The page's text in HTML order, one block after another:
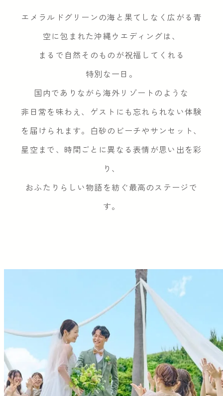
沖縄ウエディングの準備の流れ
フォトウエディング
プラン
FAQ
エメラルドグリーンの海と果てしなく広がる青
空に包まれた沖縄ウエディングは、
まるで自然そのものが祝福してくれる
特別な一日。
国内でありながら海外リゾートのような
非日常を味わえ、ゲストにも忘れられない体験
を届けられます。白砂のビーチやサンセット、
星空まで、時間ごとに異なる表情が思い出を彩
り、
おふたりらしい物語を紡ぐ最高のステージで
す。